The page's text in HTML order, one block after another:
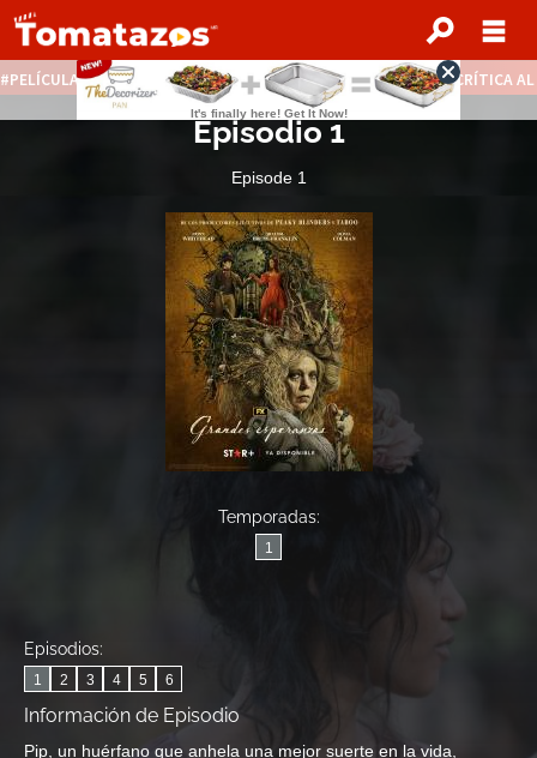
PELÍCULAS STREAMING GRATIS NOTICIAS DESTACADAS CRÍTICA
Episodio 1
Episode 1
Temporadas:
1
Episodios:
1 2 3 4 5 6
Información de Episodio
Pip, un huérfano que anhela una mejor suerte en la vida,